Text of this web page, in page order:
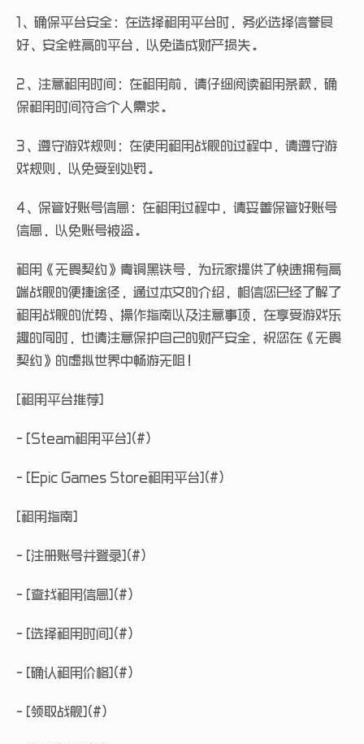
1、确保平台安全：在选择租用平台时，务必选择信誉良
好、安全性高的平台，以免造成财产损失。
2、注意租用时间：在租用前，请仔细阅读租用条款，确
保租用时间符合个人需求。
3、遵守游戏规则：在使用租用战舰的过程中，请遵守游
戏规则，以免受到处罚。
4、保管好账号信息：在租用过程中，请妥善保管好账号
信息，以免账号被盗。
租用《无畏契约》青铜黑铁号，为玩家提供了快速拥有高
端战舰的便捷途径，通过本文的介绍，相信您已经了解了
租用战舰的优势、操作指南以及注意事项，在享受游戏乐
趣的同时，也请注意保护自己的财产安全，祝您在《无畏
契约》的虚拟世界中畅游无阻！
[租用平台推荐]
- [Steam租用平台](#)
- [Epic Games Store租用平台](#)
[租用指南]
- [注册账号并登录](#)
- [查找租用信息](#)
- [选择租用时间](#)
- [确认租用价格](#)
- [领取战舰](#)